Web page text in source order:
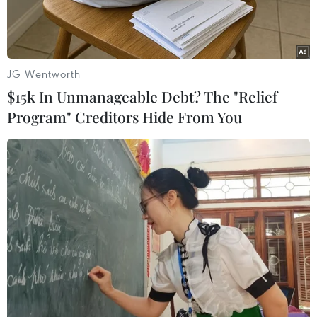
Sumitomo.
Quang cảnh chương trình kết nối Nhật Bản-Hưng Yên. (Ảnh:
Thế Duyệt/TTXVN)
Ngày 3/6, tại Hưng Yên, Bộ Ngoại giao Việt Nam,
Đại sứ quán Nhật Bản tại Việt Nam và tỉnh
Hưng Yên phối hợp tổ chức Chương trình kết
JG Wentworth
$15k In Unmanageable Debt? The "Relief
Program" Creditors Hide From You